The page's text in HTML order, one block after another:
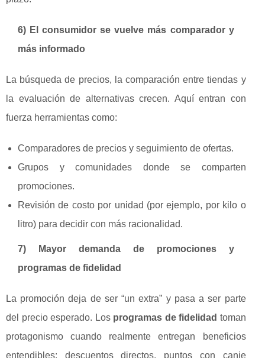
6) El consumidor se vuelve más comparador y
más informado
La búsqueda de precios, la comparación entre tiendas y
la evaluación de alternativas crecen. Aquí entran con
fuerza herramientas como:
Comparadores de precios y seguimiento de ofertas.
Grupos y comunidades donde se comparten
promociones.
Revisión de costo por unidad (por ejemplo, por kilo o
litro) para decidir con más racionalidad.
7) Mayor demanda de promociones y
programas de fidelidad
La promoción deja de ser “un extra” y pasa a ser parte
del precio esperado. Los programas de fidelidad toman
protagonismo cuando realmente entregan beneficios
entendibles: descuentos directos, puntos con canje